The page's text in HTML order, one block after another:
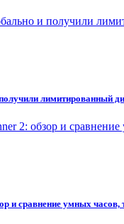
лимитированный
сравнение умных часов,